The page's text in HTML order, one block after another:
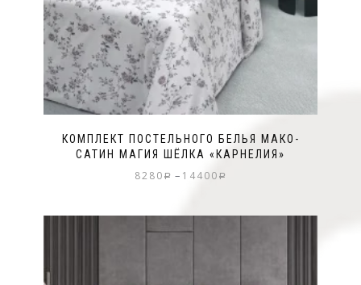
КОМПЛЕКТ ПОСТЕЛЬНОГО БЕЛЬЯ МАКО-
САТИН МАГИЯ ШЁЛКА «КАРНЕЛИЯ»
8280 Р – 14400 Р